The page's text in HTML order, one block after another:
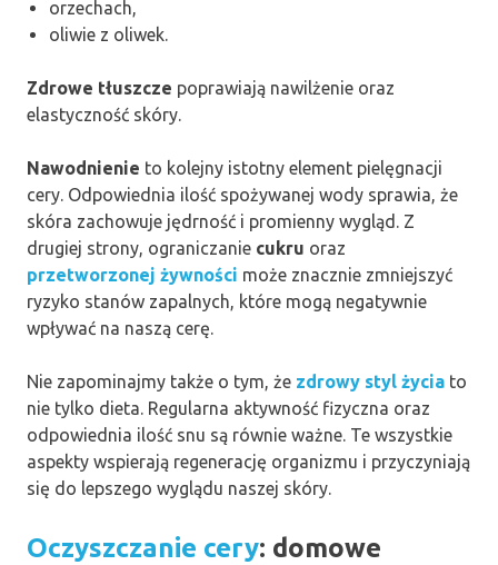
orzechach,
oliwie z oliwek.
Zdrowe tłuszcze poprawiają nawilżenie oraz
elastyczność skóry.
Nawodnienie to kolejny istotny element pielęgnacji
cery. Odpowiednia ilość spożywanej wody sprawia, że
skóra zachowuje jędrność i promienny wygląd. Z
drugiej strony, ograniczanie cukru oraz
przetworzonej żywności może znacznie zmniejszyć
ryzyko stanów zapalnych, które mogą negatywnie
wpływać na naszą cerę.
Nie zapominajmy także o tym, że zdrowy styl życia to
nie tylko dieta. Regularna aktywność fizyczna oraz
odpowiednia ilość snu są równie ważne. Te wszystkie
aspekty wspierają regenerację organizmu i przyczyniają
się do lepszego wyglądu naszej skóry.
Oczyszczanie cery: domowe